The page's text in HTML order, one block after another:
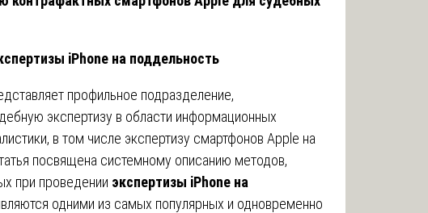
iPhone на поддельность
профильное подразделение,
экспертизу в области информационных
в том числе экспертизу смартфонов Apple на
посвящена системному описанию методов,
при проведении экспертизы iPhone на
одними из самых популярных и одновременно